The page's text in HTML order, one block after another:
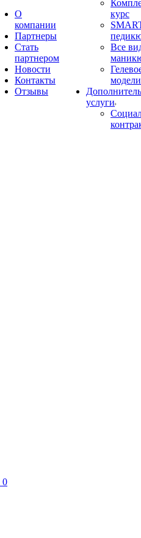
О
компании
Партнеры
Стать
партнером
Новости
Контакты
Отзывы
курс
Все
услуги
0